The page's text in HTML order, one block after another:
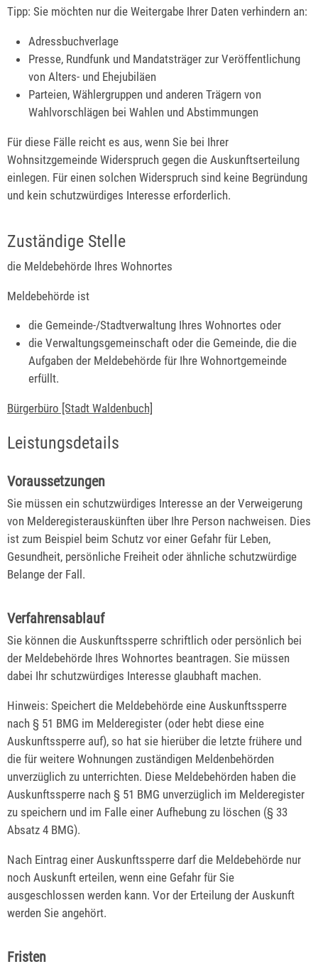
Tipp: Sie möchten nur die Weitergabe Ihrer Daten verhindern an:
Adressbuchverlage
Presse, Rundfunk und Mandatsträger zur Veröffentlichung
von Alters- und Ehejubiläen
Parteien, Wählergruppen und anderen Trägern von
Wahlvorschlägen bei Wahlen und Abstimmungen
Für diese Fälle reicht es aus, wenn Sie bei Ihrer
Wohnsitzgemeinde Widerspruch gegen die Auskunftserteilung
einlegen. Für einen solchen Widerspruch sind keine Begründung
und kein schutzwürdiges Interesse erforderlich.
Zuständige Stelle
die Meldebehörde Ihres Wohnortes
Meldebehörde ist
die Gemeinde-/Stadtverwaltung Ihres Wohnortes oder
die Verwaltungsgemeinschaft oder die Gemeinde, die die
Aufgaben der Meldebehörde für Ihre Wohnortgemeinde
erfüllt.
Bürgerbüro [Stadt Waldenbuch]
Leistungsdetails
Voraussetzungen
Sie müssen ein schutzwürdiges Interesse an der Verweigerung
von Melderegisterauskünften über Ihre Person nachweisen. Dies
ist zum Beispiel beim Schutz vor einer Gefahr für Leben,
Gesundheit, persönliche Freiheit oder ähnliche schutzwürdige
Belange der Fall.
Verfahrensablauf
Sie können die Auskunftssperre schriftlich oder persönlich bei
der Meldebehörde Ihres Wohnortes beantragen. Sie müssen
dabei Ihr schutzwürdiges Interesse glaubhaft machen.
Hinweis: Speichert die Meldebehörde eine Auskunftssperre
nach § 51 BMG im Melderegister (oder hebt diese eine
Auskunftssperre auf), so hat sie hierüber die letzte frühere und
die für weitere Wohnungen zuständigen Meldenbehörden
unverzüglich zu unterrichten. Diese Meldebehörden haben die
Auskunftssperre nach § 51 BMG unverzüglich im Melderegister
zu speichern und im Falle einer Aufhebung zu löschen (§ 33
Absatz 4 BMG).
Nach Eintrag einer Auskunftssperre darf die Meldebehörde nur
noch Auskunft erteilen, wenn eine Gefahr für Sie
ausgeschlossen werden kann. Vor der Erteilung der Auskunft
werden Sie angehört.
Fristen